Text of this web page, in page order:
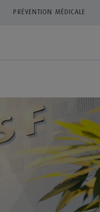
PRÉVENTION MÉDICALE